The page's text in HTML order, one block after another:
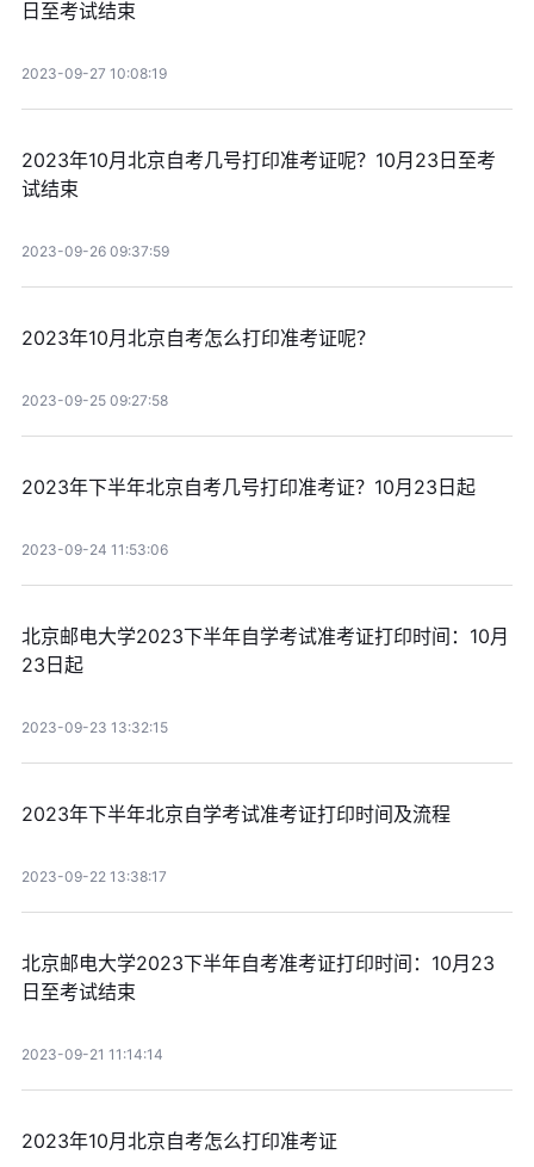
日至考试结束
2023-09-27 10:08:19
2023年10月北京自考几号打印准考证呢？10月23日至考
试结束
2023-09-26 09:37:59
2023年10月北京自考怎么打印准考证呢？
2023-09-25 09:27:58
2023年下半年北京自考几号打印准考证？10月23日起
2023-09-24 11:53:06
北京邮电大学2023下半年自学考试准考证打印时间：10月
23日起
2023-09-23 13:32:15
2023年下半年北京自学考试准考证打印时间及流程
2023-09-22 13:38:17
北京邮电大学2023下半年自考准考证打印时间：10月23
日至考试结束
2023-09-21 11:14:14
2023年10月北京自考怎么打印准考证